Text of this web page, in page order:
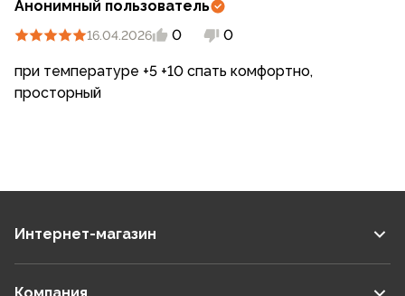
Анонимный пользователь
16.04.2026 0 0
при температуре +5 +10 спать комфортно,
просторный
Интернет-магазин